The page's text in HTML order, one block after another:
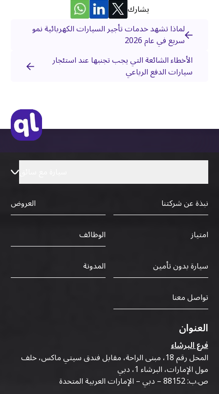
يشارك
لماذا تشهد خدمات تأجير السيارات الكهربائية نمو
سريع في عام 2026
الأخطاء الشائعة التي يجب تجنبها عند استئجار
سيارات الدفع الرباعي
نبذة عن شركتنا
العروض
امتياز
الوظائف
سيارة بدون تأمين
المدونة
تواصل معنا
العنوان
فرع البرشاء
المحل رقم 18، مبنى الراحة، مقابل فندق سيتي ماكس، خلف
مول الإمارات، البرشاء 1، دبي
ص.ب: 88152 – دبي – الإمارات العربية المتحدة